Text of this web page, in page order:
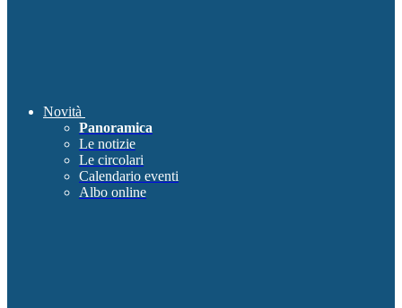
Novità
Panoramica
Le notizie
Le circolari
Calendario eventi
Albo online